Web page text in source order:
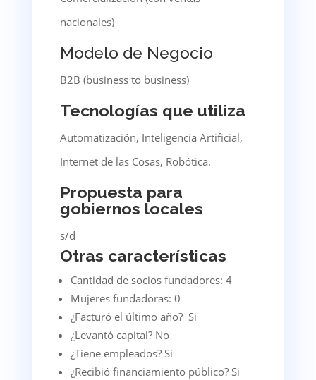
nacionales)
Modelo de Negocio
B2B (business to business)
Tecnologías que utiliza
Automatización, Inteligencia Artificial,
Internet de las Cosas, Robótica.
Propuesta para
gobiernos locales
s/d
Otras características
Cantidad de socios fundadores: 4
Mujeres fundadoras: 0
¿Facturó el último año? Si
¿Levantó capital? No
¿Tiene empleados? Si
¿Recibió financiamiento público? Si